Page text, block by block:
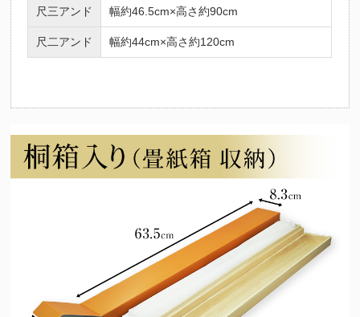
（十二支の守護仏にも起因）法要を期に祖先の供養とご自身やご家
族の守護を目的として心安らかな日々を過ごせるようこの掛け軸を
お掛けくださいませ。
尺三アンド 幅約46.5cm×高さ約90cm
尺二アンド 幅約44cm×高さ約120cm